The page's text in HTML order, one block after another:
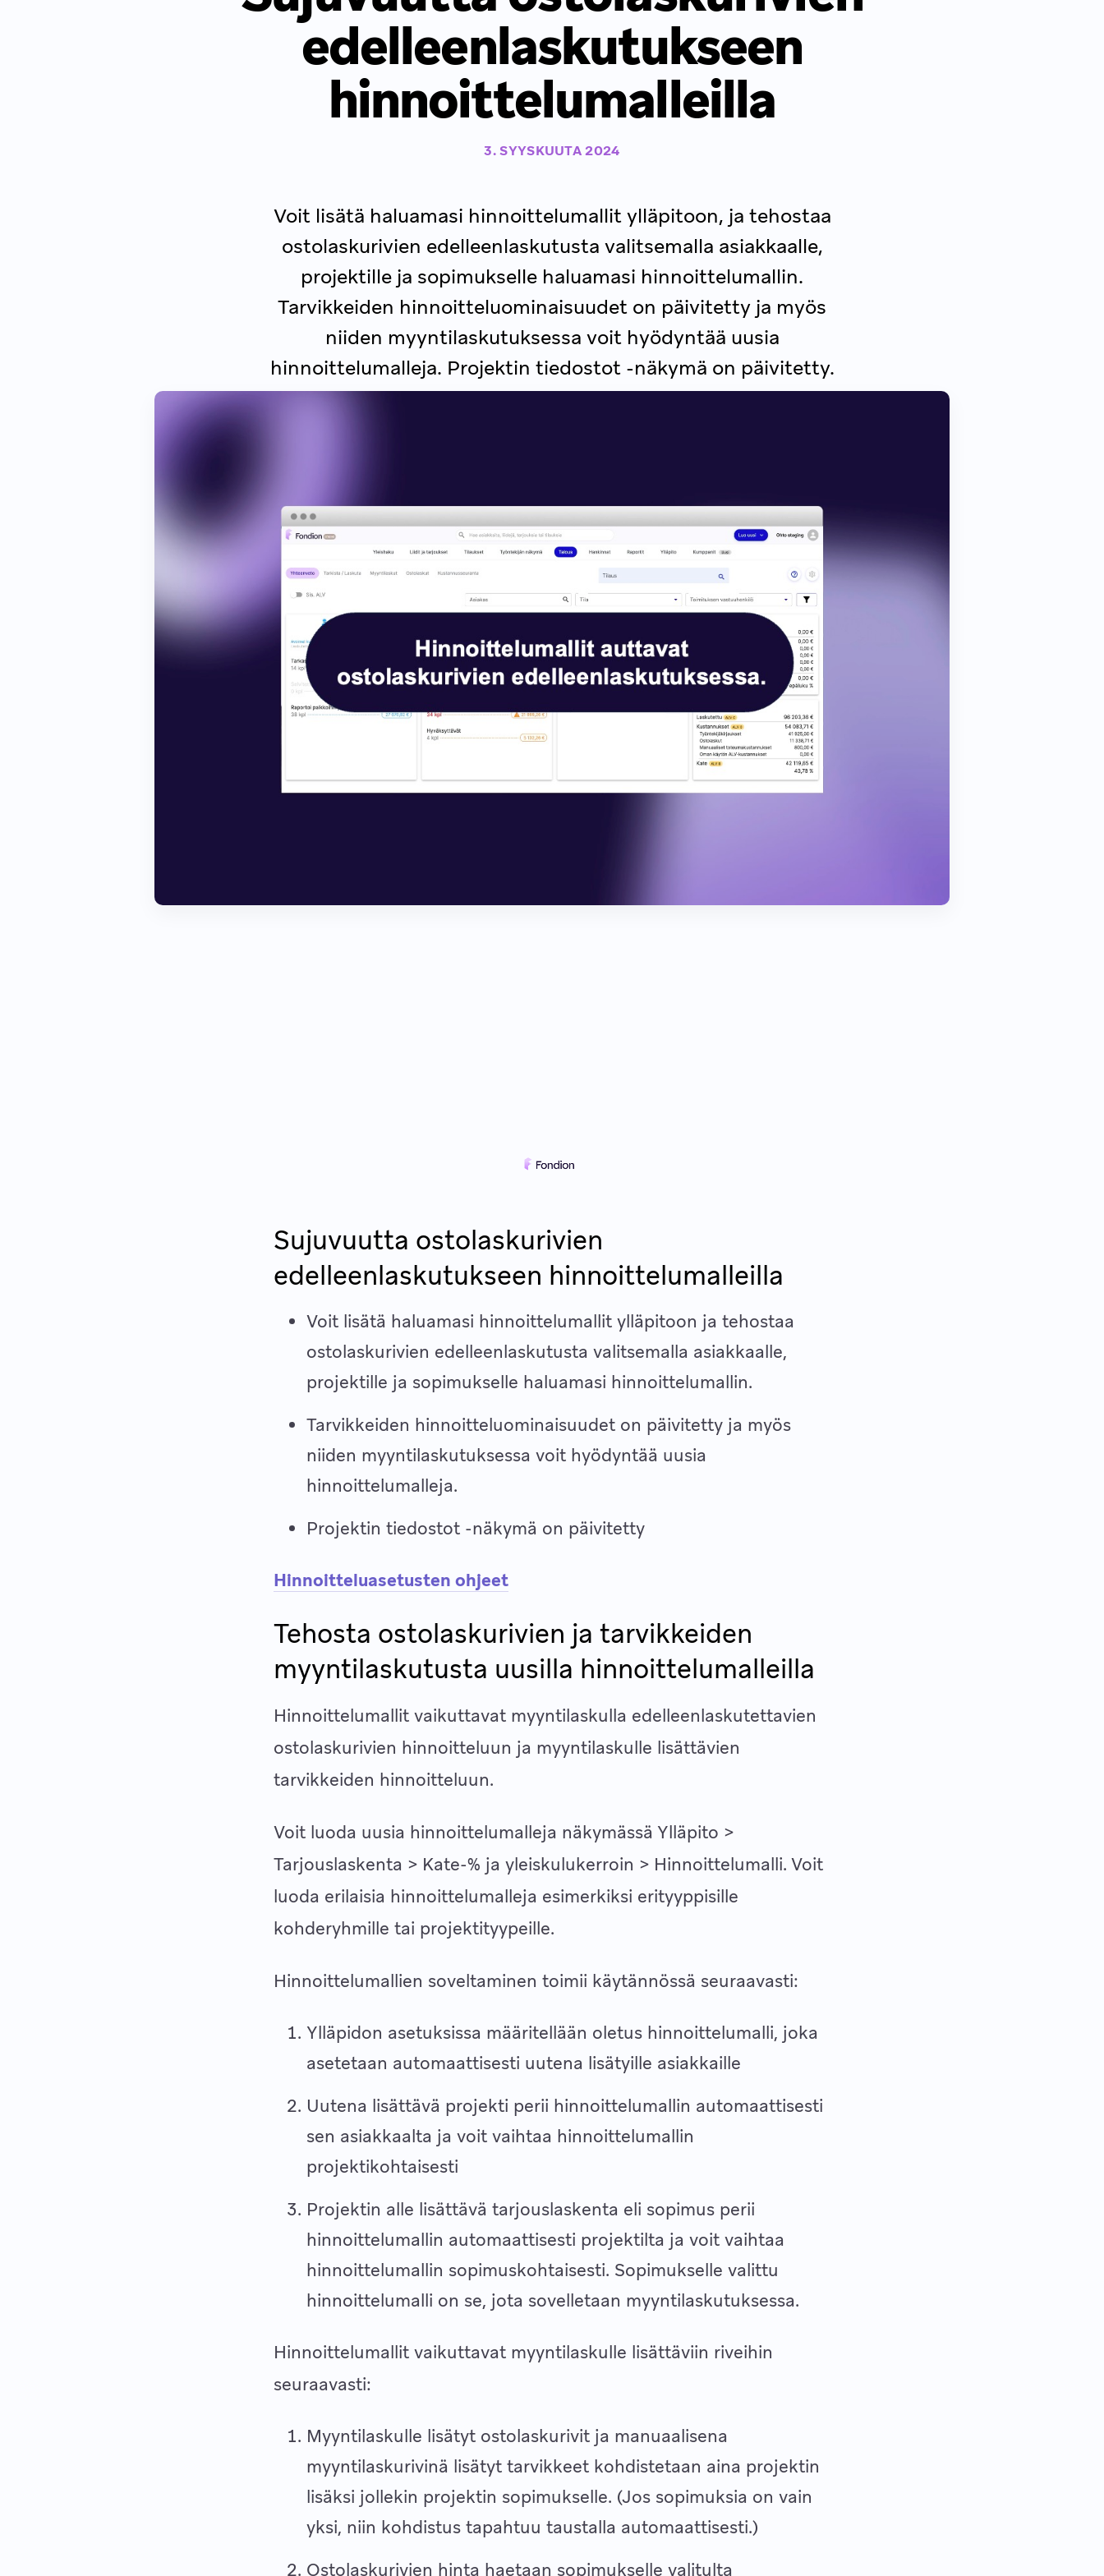
edelleenlaskutukseen
hinnoittelumalleilla
3. SYYSKUUTA 2024
Voit lisätä haluamasi hinnoittelumallit ylläpitoon, ja tehostaa
ostolaskurivien edelleenlaskutusta valitsemalla asiakkaalle,
projektille ja sopimukselle haluamasi hinnoittelumallin.
Tarvikkeiden hinnoitteluominaisuudet on päivitetty ja myös
niiden myyntilaskutuksessa voit hyödyntää uusia
hinnoittelumalleja. Projektin tiedostot -näkymä on päivitetty.
Sujuvuutta ostolaskurivien
edelleenlaskutukseen hinnoittelumalleilla
Voit lisätä haluamasi hinnoittelumallit ylläpitoon ja tehostaa
ostolaskurivien edelleenlaskutusta valitsemalla asiakkaalle,
projektille ja sopimukselle haluamasi hinnoittelumallin.
Tarvikkeiden hinnoitteluominaisuudet on päivitetty ja myös
niiden myyntilaskutuksessa voit hyödyntää uusia
hinnoittelumalleja.
Projektin tiedostot -näkymä on päivitetty
Hinnoitteluasetusten ohjeet
Tehosta ostolaskurivien ja tarvikkeiden
myyntilaskutusta uusilla hinnoittelumalleilla
Hinnoittelumallit vaikuttavat myyntilaskulla edelleenlaskutettavien
ostolaskurivien hinnoitteluun ja myyntilaskulle lisättävien
tarvikkeiden hinnoitteluun.
Voit luoda uusia hinnoittelumalleja näkymässä Ylläpito >
Tarjouslaskenta > Kate-% ja yleiskulukerroin > Hinnoittelumalli. Voit
luoda erilaisia hinnoittelumalleja esimerkiksi erityyppisille
kohderyhmille tai projektityypeille.
Hinnoittelumallien soveltaminen toimii käytännössä seuraavasti:
Ylläpidon asetuksissa määritellään oletus hinnoittelumalli, joka
asetetaan automaattisesti uutena lisätyille asiakkaille
Uutena lisättävä projekti perii hinnoittelumallin automaattisesti
sen asiakkaalta ja voit vaihtaa hinnoittelumallin
projektikohtaisesti
Projektin alle lisättävä tarjouslaskenta eli sopimus perii
hinnoittelumallin automaattisesti projektilta ja voit vaihtaa
hinnoittelumallin sopimuskohtaisesti. Sopimukselle valittu
hinnoittelumalli on se, jota sovelletaan myyntilaskutuksessa.
Hinnoittelumallit vaikuttavat myyntilaskulle lisättäviin riveihin
seuraavasti:
Myyntilaskulle lisätyt ostolaskurivit ja manuaalisena
myyntilaskurivinä lisätyt tarvikkeet kohdistetaan aina projektin
lisäksi jollekin projektin sopimukselle. (Jos sopimuksia on vain
yksi, niin kohdistus tapahtuu taustalla automaattisesti.)
Ostolaskurivien hinta haetaan sopimukselle valitulta